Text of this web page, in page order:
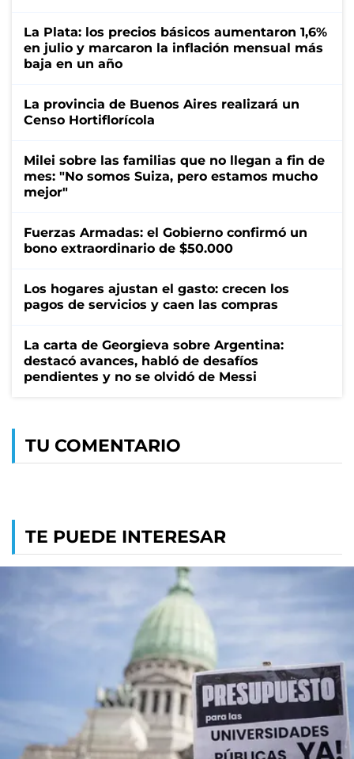
La Plata: los precios básicos aumentaron 1,6%
en julio y marcaron la inflación mensual más
baja en un año
La provincia de Buenos Aires realizará un
Censo Hortiflorícola
Milei sobre las familias que no llegan a fin de
mes: "No somos Suiza, pero estamos mucho
mejor"
Fuerzas Armadas: el Gobierno confirmó un
bono extraordinario de $50.000
Los hogares ajustan el gasto: crecen los
pagos de servicios y caen las compras
La carta de Georgieva sobre Argentina:
destacó avances, habló de desafíos
pendientes y no se olvidó de Messi
TU COMENTARIO
TE PUEDE INTERESAR